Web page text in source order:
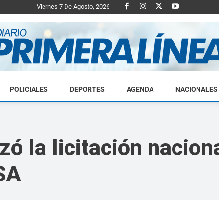
Viernes 7 De Agosto, 2026
Diario
POLICIALES DEPORTES AGENDA NACIONALES
la licitación